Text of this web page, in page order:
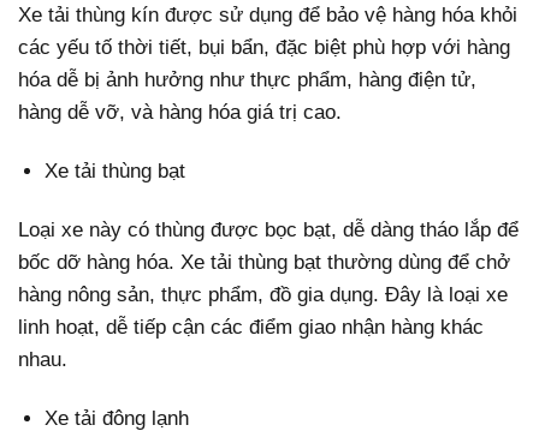
Xe tải thùng kín được sử dụng để bảo vệ hàng hóa khỏi
các yếu tố thời tiết, bụi bẩn, đặc biệt phù hợp với hàng
hóa dễ bị ảnh hưởng như thực phẩm, hàng điện tử,
hàng dễ vỡ, và hàng hóa giá trị cao.
Xe tải thùng bạt
Loại xe này có thùng được bọc bạt, dễ dàng tháo lắp để
bốc dỡ hàng hóa. Xe tải thùng bạt thường dùng để chở
hàng nông sản, thực phẩm, đồ gia dụng. Đây là loại xe
linh hoạt, dễ tiếp cận các điểm giao nhận hàng khác
nhau.
Xe tải đông lạnh